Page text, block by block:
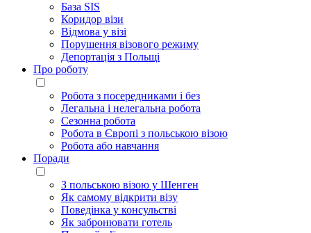
База SIS
Коридор візи
Відмова у візі
Порушення візового режиму
Депортація з Польщі
Про роботу
Робота з посередниками і без
Легальна і нелегальна робота
Сезонна робота
Робота в Європі з польською візою
Робота або навчання
Поради
З польською візою у Шенген
Як самому відкрити візу
Поведінка у консульстві
Як забронювати готель